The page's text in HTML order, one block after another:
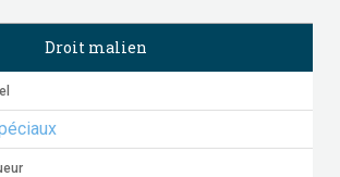
Droit malien